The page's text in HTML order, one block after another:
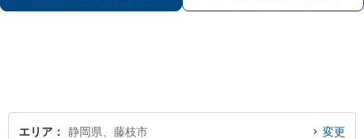
女問題】シングルマザーの法律相談は
エリア 静岡県、藤枝市 変更